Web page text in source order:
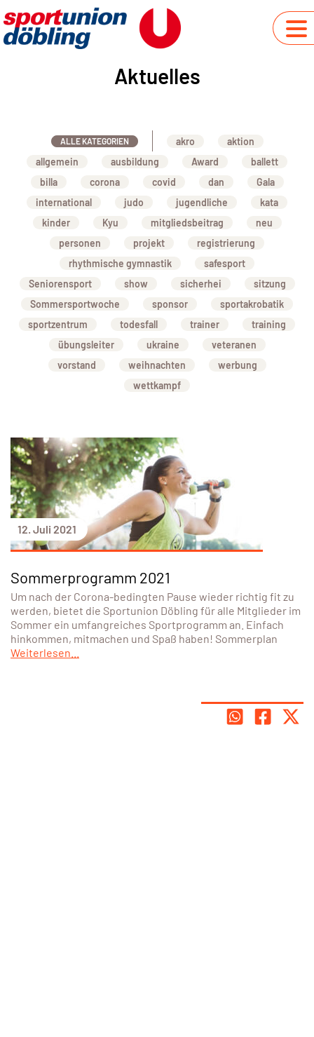
Aktuelles
ALLE KATEGORIEN akro
aktion
allgemein
ausbildung Award
ballett
billa
corona covid dan
Gala
international
judo jugendliche
kata
kinder
Kyu mitgliedsbeitrag
neu
personen
projekt
registrierung
rhythmische gymnastik
safesport
Seniorensport
show sicherhei
sitzung
Sommersportwoche
sponsor
sportakrobatik
sportzentrum
todesfall trainer
training
übungsleiter
ukraine
veteranen
vorstand
weihnachten
werbung
wettkampf
12. Juli 2021
Sommerprogramm 2021
Um nach der Corona-bedingten Pause wieder richtig fit zu
werden, bietet die Sportunion Döbling für alle Mitglieder im
Sommer ein umfangreiches Sportprogramm an. Einfach
hinkommen, mitmachen und Spaß haben! Sommerplan
Weiterlesen...